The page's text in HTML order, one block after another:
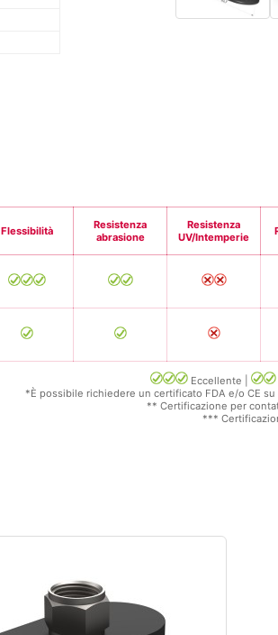
Flessibilità
Resistenza
abrasione
Resistenza
UV/Intemperie
Eccellente |
*È possibile richiedere un certificato FDA e/o CE
** Certificazione per
***